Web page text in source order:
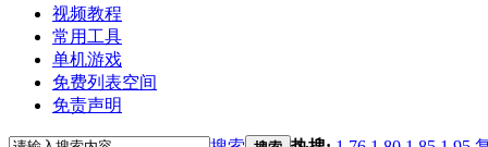
视频教程
常用工具
单机游戏
免费列表空间
免责声明